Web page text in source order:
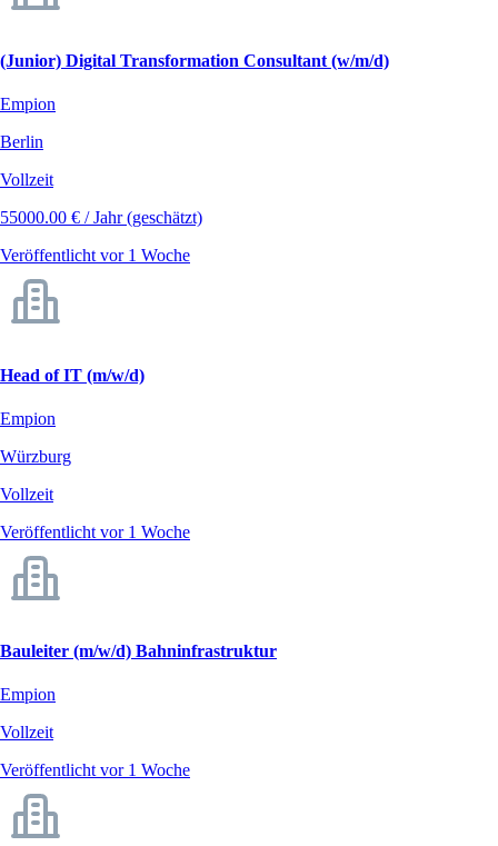
(Junior) Digital Transformation Consultant (w/m/d)
Empion
Berlin
Vollzeit
55000.00 € / Jahr (geschätzt)
Veröffentlicht vor 1 Woche
Head of IT (m/w/d)
Empion
Würzburg
Vollzeit
Veröffentlicht vor 1 Woche
Bauleiter (m/w/d) Bahninfrastruktur
Empion
Vollzeit
Veröffentlicht vor 1 Woche